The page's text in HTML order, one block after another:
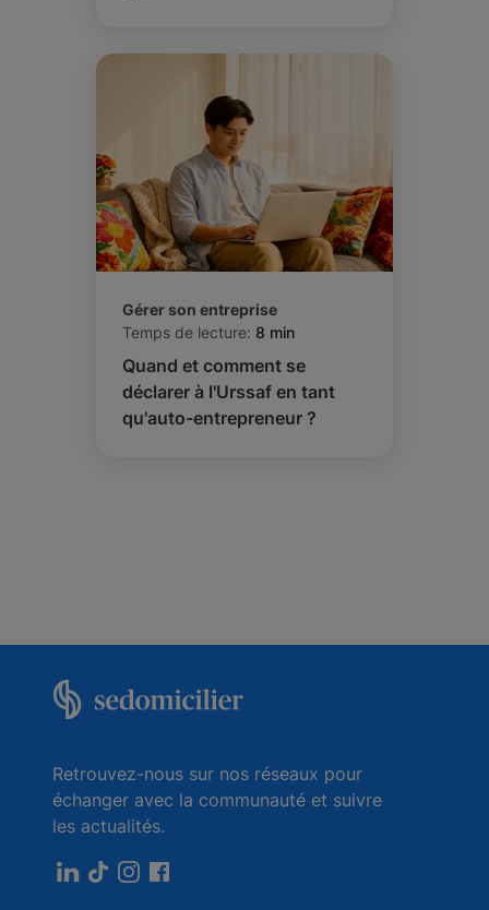
Gérer son entreprise
Temps de lecture: 8 min
Quand et comment se
déclarer à l'Urssaf en tant
qu'auto-entrepreneur ?
Retrouvez-nous sur nos réseaux pour
échanger avec la communauté et suivre
les actualités.